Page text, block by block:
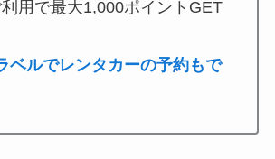
用で最大1,000ポイントGET
ベルでレンタカーの予約もで